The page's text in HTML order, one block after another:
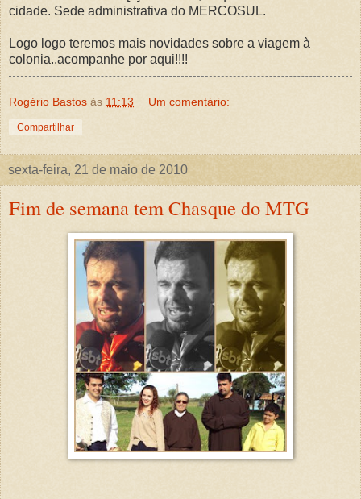
cidade. Sede administrativa do MERCOSUL.
Logo logo teremos mais novidades sobre a viagem à
colonia..acompanhe por aqui!!!!
Rogério Bastos às 11:13 Um comentário:
Compartilhar
sexta-feira, 21 de maio de 2010
Fim de semana tem Chasque do MTG